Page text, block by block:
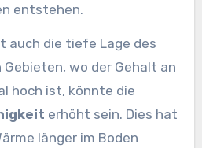
entstehen.
auch die tiefe Lage des
Gebieten, wo der Gehalt an
hoch ist, könnte die
erhöht sein. Dies hat
länger im Boden